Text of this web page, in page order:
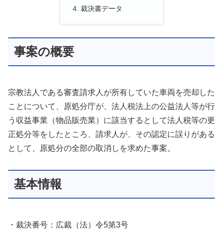
裁決書データ
事案の概要
宗教法人である審査請求人が所有していた車両を売却した
ことについて、原処分庁が、法人税法上の公益法人等が行
う収益事業（物品販売業）に該当するとして法人税等の更
正処分等をしたところ、請求人が、その認定に誤りがある
として、原処分の全部の取消しを求めた事案。
基本情報
・裁決番号：広裁（法）令5第3号